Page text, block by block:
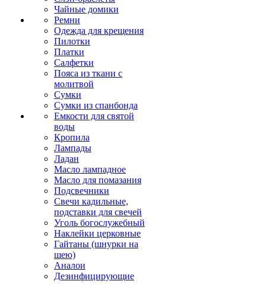
Чайные домики
Ремни
Одежда для крещения
Пилотки
Платки
Салфетки
Пояса из ткани с
молитвой
Сумки
Сумки из спанбонда
Емкости для святой
воды
Кропила
Лампады
Ладан
Масло лампадное
Масло для помазания
Подсвечники
Свечи кадильные,
подставки для свечей
Уголь богослужебный
Наклейки церковные
Гайтаны (шнурки на
шею)
Аналои
Дезинфицирующие